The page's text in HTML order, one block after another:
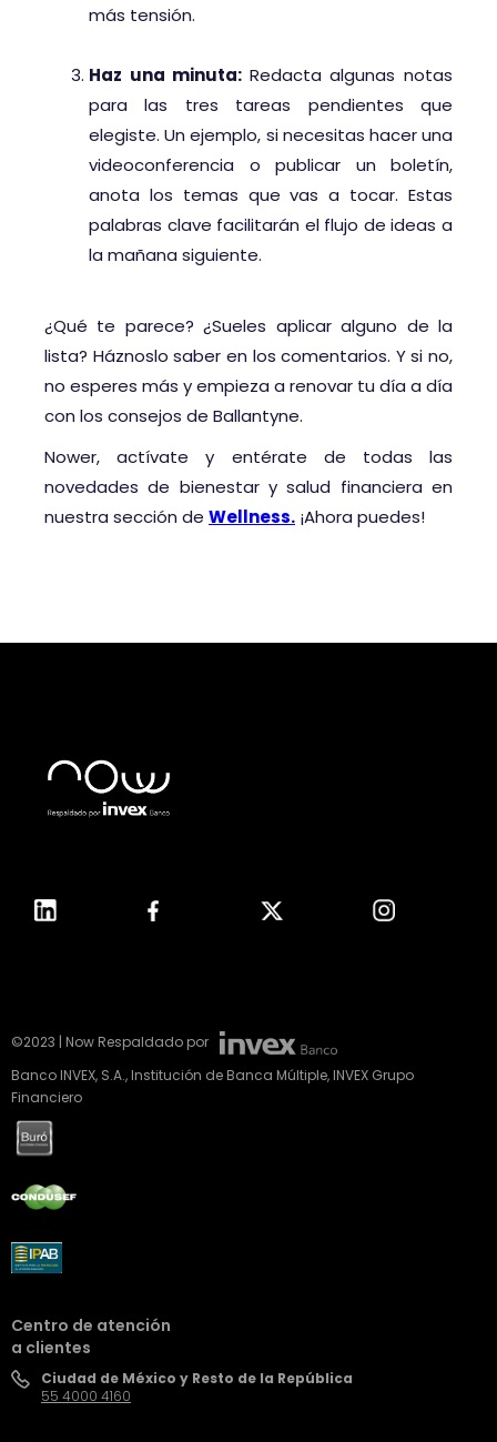
más tensión.
Haz una minuta: Redacta algunas notas
para las tres tareas pendientes que
elegiste. Un ejemplo, si necesitas hacer una
videoconferencia o publicar un boletín,
anota los temas que vas a tocar. Estas
palabras clave facilitarán el flujo de ideas a
la mañana siguiente.
¿Qué te parece? ¿Sueles aplicar alguno de la
lista? Háznoslo saber en los comentarios. Y si no,
no esperes más y empieza a renovar tu día a día
con los consejos de Ballantyne.
Nower, actívate y entérate de todas las
novedades de bienestar y salud financiera en
nuestra sección de Wellness. ¡Ahora puedes!
©2023 | Now Respaldado por
Banco INVEX, S.A., Institución de Banca Múltiple, INVEX Grupo
Financiero
Centro de atención
a clientes
Ciudad de México y Resto de la República
55 4000 4160